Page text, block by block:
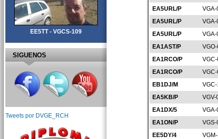
EA5URL/P
EA5URL/P
EA5URL/P
EA1AST/P
EA1RCO/P
EA1RCO/P
EB1DJ/M
EA5KB/P
VGV-
EA1DX/5
EA1ON/P
EE5DY/4
EE5TT - VGCS-109
SIGUENOS
Tweets por DVGE_RCH